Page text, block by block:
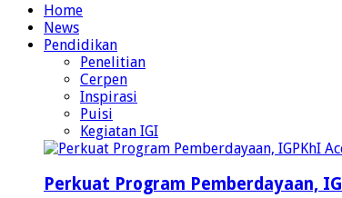
Home
News
Pendidikan
Penelitian
Cerpen
Inspirasi
Puisi
Kegiatan IGI
Perkuat Program Pemberdayaan,